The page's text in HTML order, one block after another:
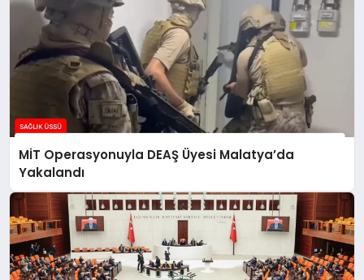
MİT Operasyonuyla DEAŞ Üyesi Malatya’da
Yakalandı